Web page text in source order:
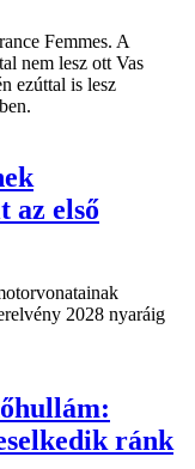
Femmes. A
nem lesz ott Vas
ezúttal is lesz
az első
2028 nyaráig
ránk